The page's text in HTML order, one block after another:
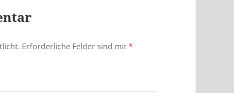
Erforderliche Felder sind mit*